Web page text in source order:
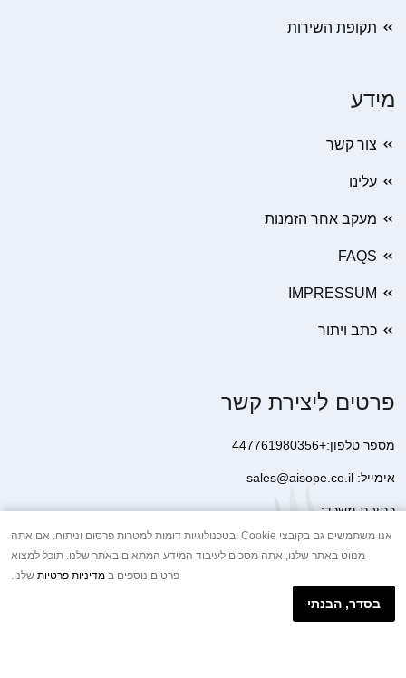
תקופת השירות
מידע
צור קשר
עלינו
מעקב אחר הזמנות
FAQS
IMPRESSUM
כתב ויתור
פרטים ליצירת קשר
מספר טלפון:+447761980356
אימייל: sales@aisope.co.il
כתובת משרד:
41 Devonshire Street Ground Floor Office 1 London W1G 7AJ
United Kingdom
+44 7410 2065017
הודעת וואטסאפ באינטרנט
אנו משתמשים גם בקובצי Cookie ובטכנולוגיות דומות למטרות פרסום וניתוח. אם אתה
מנווט באתר שלנו, אתה מסכים לעיבוד המידע המתאים באתר שלנו. תוכל למצוא
פרטים נוספים ב מדיניות פרטיות שלנו.
בסדר, הבנתי